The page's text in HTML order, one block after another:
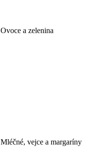
Ovoce a zelenina
Mléčné, vejce a margaríny